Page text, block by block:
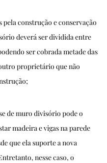
pela construção e conservação
deverá ser dividida entre
ser cobrada metade das
proprietário que não
de muro divisório pode o
madeira e vigas na parede
que ela suporte a nova
nesse caso, o